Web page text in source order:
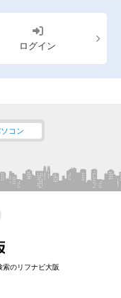
ー室完備
者在籍
タッフのみ
ピスト
ログイン
コン
のリフナビ大阪